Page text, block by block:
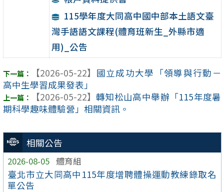
相關公告
2026-08-05 體育組
臺北市立大同高中115年度增聘體操運動教練錄取名
單公告
115學年度大同高中國中部本土語文臺
灣手語語文課程(體育班新生_外縣市適
用)_公告
【2026-05-22】 國立成功大學「領導與行動－
高中生學習成果發表」
【2026-05-22】 轉知松山高中舉辦「115年度暑
期科學趣味體驗營」相關資訊。